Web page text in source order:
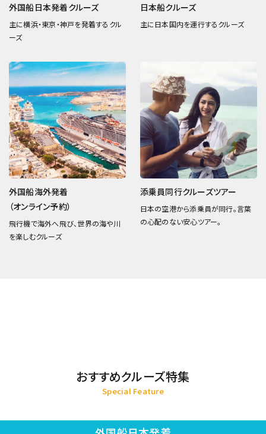
外国船日本発着クルーズ
主に横浜・東京・神戸を発着するクル
ーズ
日本船クルーズ
主に日本国内を運行するクルーズ
外国船海外発着
（オンライン予約）
飛行機で海外へ飛び、世界の海や川
を楽しむクルーズ
添乗員同行クルーズツアー
日本の空港から添乗員が同行。言葉
の心配のない安心ツアー。
おすすめクルーズ特集
Special Feature